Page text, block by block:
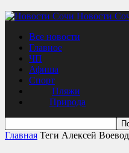
Новости
Все новости
Главное
ЧП
Афиша
Спорт
Пляжи
Природа
Главная Теги Алексей